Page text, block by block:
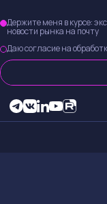
Держите меня в курсе:
новости рынка на почту
Даю согласие на